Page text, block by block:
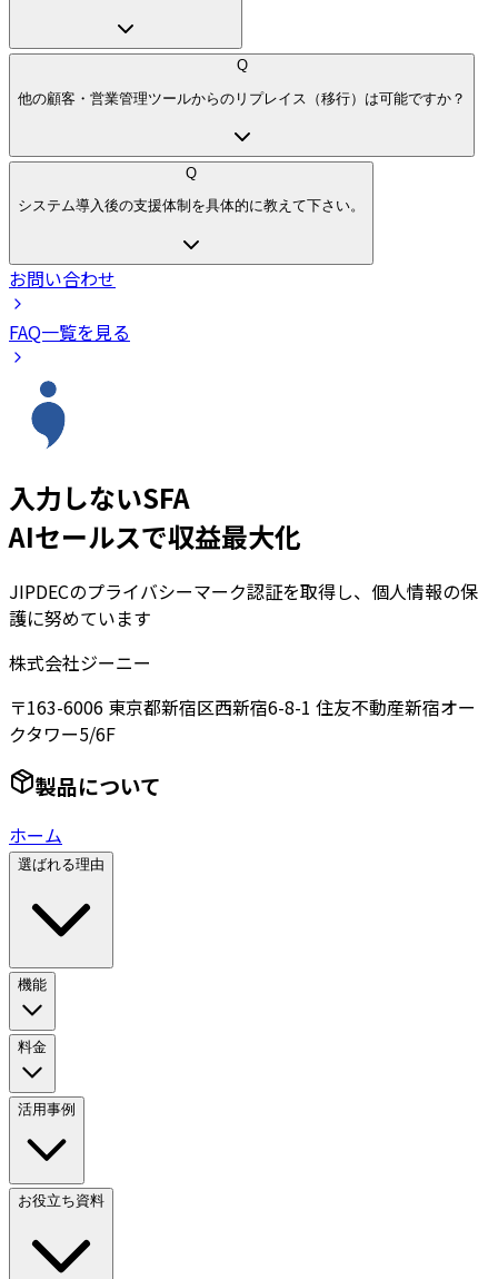
Q
他の顧客・営業管理ツールからのリプレイス（移行）は可能ですか？
Q
システム導入後の支援体制を具体的に教えて下さい。
お問い合わせ
FAQ一覧を見る
入力しないSFA
AIセールスで収益最大化
JIPDECのプライバシーマーク認証を取得し、個人情報の保
護に努めています
株式会社ジーニー
〒163-6006 東京都新宿区西新宿6-8-1 住友不動産新宿オー
クタワー5/6F
製品について
ホーム
選ばれる理由
機能
料金
活用事例
お役立ち資料